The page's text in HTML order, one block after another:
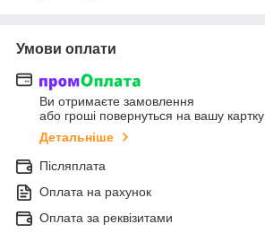
Умови оплати
Ви отримаєте замовлення
або гроші повернуться на вашу картку
Детальніше
Післяплата
Оплата на рахунок
Оплата за реквізитами